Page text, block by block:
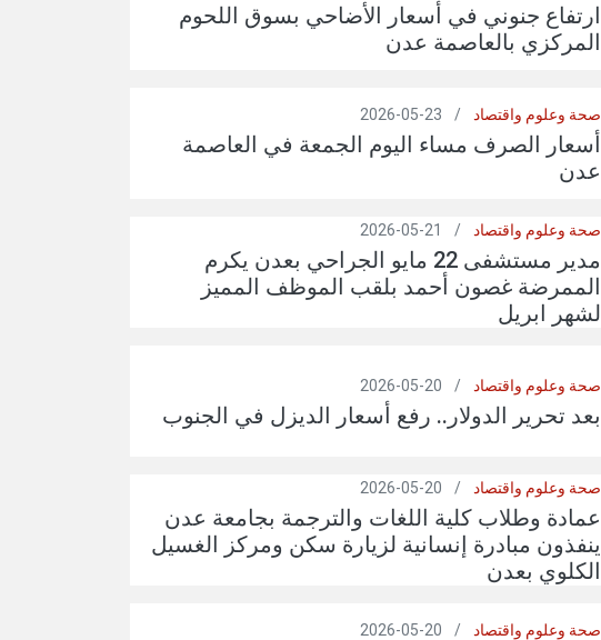
ارتفاع جنوني في أسعار الأضاحي بسوق اللحوم
المركزي بالعاصمة عدن
صحة وعلوم واقتصاد /
23-05-2026
أسعار الصرف مساء اليوم الجمعة في العاصمة
عدن
صحة وعلوم واقتصاد /
21-05-2026
مدير مستشفى 22 مايو الجراحي بعدن يكرم
الممرضة غصون أحمد بلقب الموظف المميز
لشهر ابريل
صحة وعلوم واقتصاد /
20-05-2026
بعد تحرير الدولار.. رفع أسعار الديزل في الجنوب
صحة وعلوم واقتصاد /
20-05-2026
عمادة وطلاب كلية اللغات والترجمة بجامعة عدن
ينفذون مبادرة إنسانية لزيارة سكن ومركز الغسيل
الكلوي بعدن
صحة وعلوم واقتصاد /
20-05-2026